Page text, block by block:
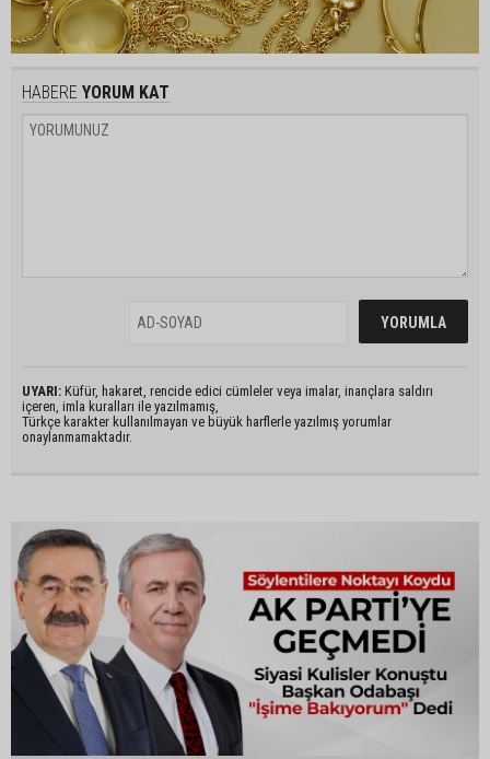
HABERE YORUM KAT
UYARI: Küfür, hakaret, rencide edici cümleler veya imalar, inançlara saldırı
içeren, imla kuralları ile yazılmamış,
Türkçe karakter kullanılmayan ve büyük harflerle yazılmış yorumlar
onaylanmamaktadır.